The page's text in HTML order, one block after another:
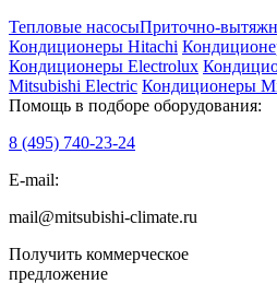
Тепловые насосыПриточно-
Кондиционеры Hitachi
Кондиционеры Electrolux
Mitsubishi Electric Кондиционеры
Помощь в подборе оборудования:
8 (495) 740-23-24
E-mail:
mail@mitsubishi-climate.ru
Получить коммерческое
предложение